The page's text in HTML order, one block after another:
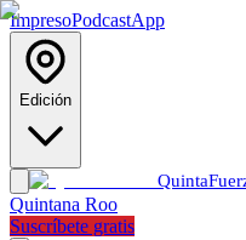
ImpresoPodcastApp
Edición
Quinta
Quintana Roo
Suscríbete gratis